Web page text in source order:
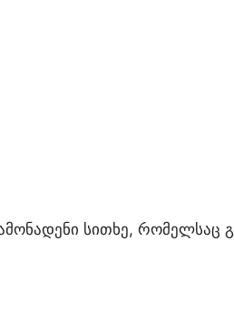
სითხე, რომელსაც